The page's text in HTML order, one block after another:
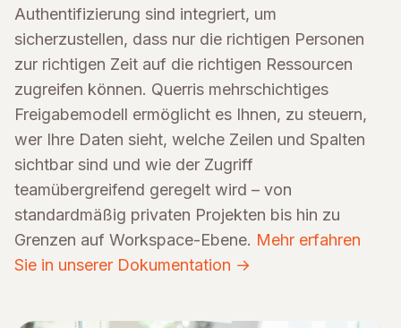
Authentifizierung sind integriert, um
sicherzustellen, dass nur die richtigen Personen
zur richtigen Zeit auf die richtigen Ressourcen
zugreifen können. Querris mehrschichtiges
Freigabemodell ermöglicht es Ihnen, zu steuern,
wer Ihre Daten sieht, welche Zeilen und Spalten
sichtbar sind und wie der Zugriff
teamübergreifend geregelt wird – von
standardmäßig privaten Projekten bis hin zu
Grenzen auf Workspace-Ebene. Mehr erfahren
Sie in unserer Dokumentation →